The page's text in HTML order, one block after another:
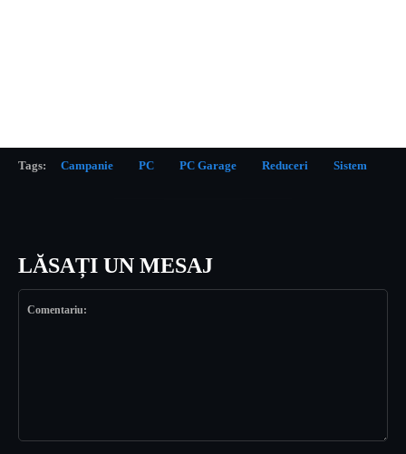
Tags: Campanie PC PC Garage Reduceri Sistem
LĂSAȚI UN MESAJ